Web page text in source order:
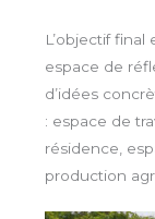
L’objectif
espace de
d’idées
: espace de
résidence,
production